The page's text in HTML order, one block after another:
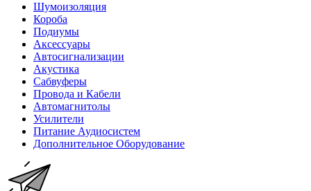
Шумоизоляция
Короба
Подиумы
Аксессуары
Автосигнализации
Акустика
Сабвуферы
Провода и Кабели
Автомагнитолы
Усилители
Питание Аудиосистем
Дополнительное Оборудование